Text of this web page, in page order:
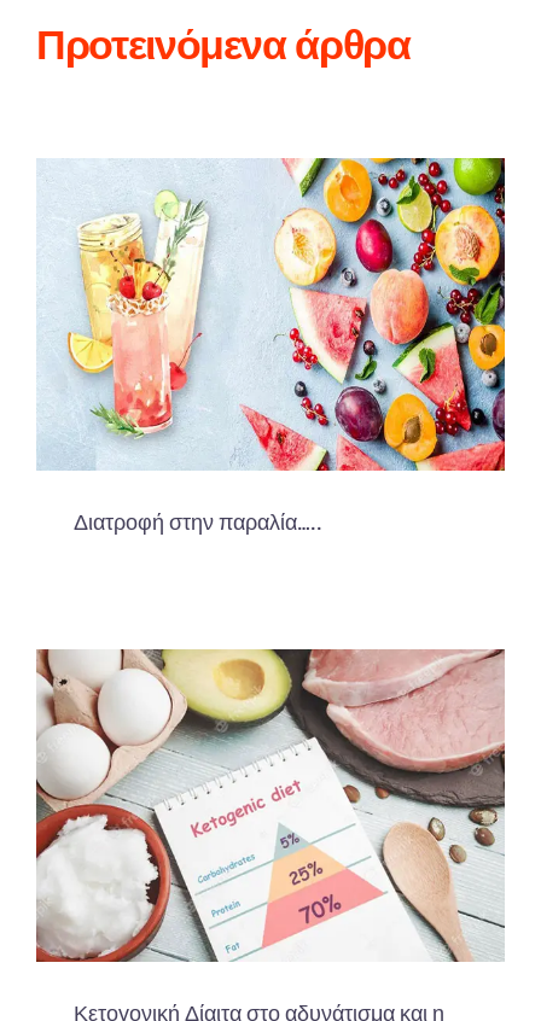
Προτεινόμενα άρθρα
Διατροφή στην παραλία…..
Κετογονική Δίαιτα στο αδυνάτισμα και η